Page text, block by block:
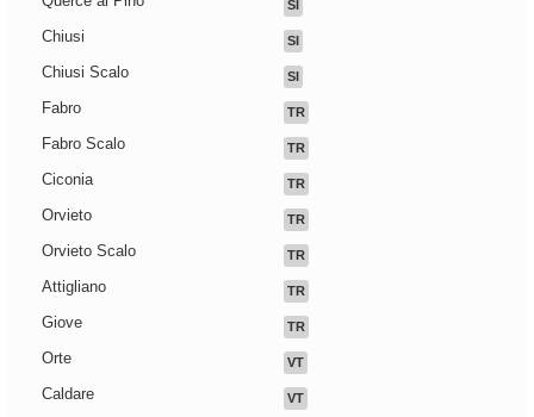
SI
Chiusi SI
Chiusi Scalo SI
Fabro TR
Fabro Scalo TR
Ciconia TR
Orvieto TR
Orvieto Scalo TR
Attigliano TR
Giove TR
Orte VT
Caldare VT